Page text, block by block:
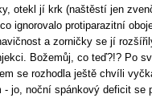
otekl jí krk (naštěstí jen
ignorovalo protiparazitní
a zorničky se jí
Božemůj, co teď?!? Po
se rozhodla ještě chvíli
- jo, noční spánkový deficit se